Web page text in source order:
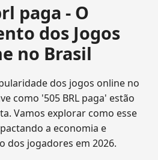
paga - O
dos Jogos
no Brasil
dos jogos online no
como '505 BRL paga' estão
Vamos explorar como esse
a economia e
dos jogadores em 2026.